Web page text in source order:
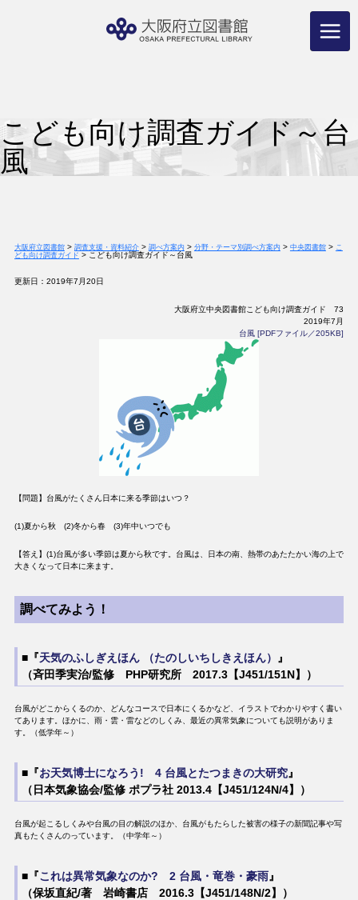
こども向け調査ガイド～台
風
大阪府立図書館> 調査支援・資料紹介> 調べ方案内 > 分野・テーマ別調べ方案内 > 中央図書館> こ
ども向け調査ガイド > こども向け調査ガイド～台風
更新日：2019年7月20日
大阪府立中央図書館こども向け調査ガイド 73
2019年7月
台風 [PDFファイル／205KB]
【問題】台風がたくさん日本に来る季節はいつ？
(1)夏から秋 (2)冬から春 (3)年中いつでも
【答え】(1)台風が多い季節は夏から秋です。台風は、日本の南、熱帯のあたたかい海の上で
大きくなって日本に来ます。
調べてみよう！
■『天気のふしぎえほん （たのしいちしきえほん）
』
（斉田季実治/監修 PHP研究所 2017.3【J451/151N】）
台風がどこからくるのか、どんなコースで日本にくるかなど、イラストでわかりやすく書い
てあります。ほかに、雨・雲・雷などのしくみ、最近の異常気象についても説明がありま
す。（低学年～）
■『お天気博士になろう! 4 台風とたつまきの大研究』
（日本気象協会/監修 ポプラ社 2013.4【J451/124N/4】）
台風が起こるしくみや台風の目の解説のほか、台風がもたらした被害の様子の新聞記事や写
真もたくさんのっています。（中学年～）
■『これは異常気象なのか? 2 台風・竜巻・豪雨』
（保坂直紀/著 岩崎書店 2016.3【J451/148N/2】）